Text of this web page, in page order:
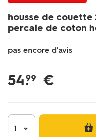
housse de couette
percale de coton
pas encore d'avis
fr/literie/linge-
de-
de-
couette/housse-
de-
54.
99 €
1